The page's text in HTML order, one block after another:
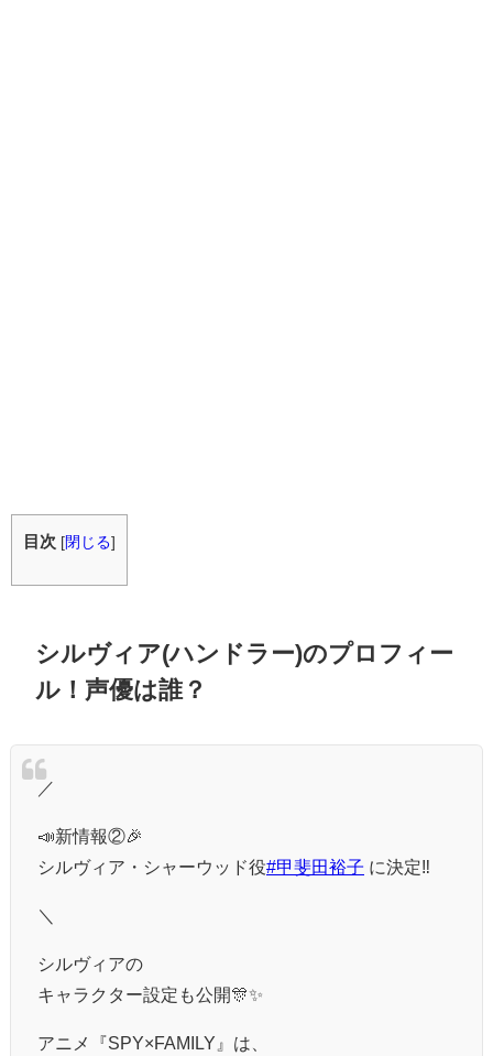
目次 [閉じる]
シルヴィア(ハンドラー)のプロフィー
ル！声優は誰？
／
📣新情報②🎉
シルヴィア・シャーウッド役#甲斐田裕子 に決定‼️
＼
シルヴィアの
キャラクター設定も公開🎊✨
アニメ『SPY×FAMILY』は、